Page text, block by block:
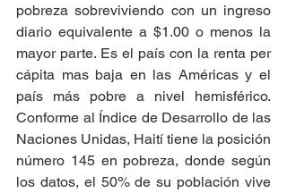
pobreza sobreviviendo con un ingreso
diario equivalente a $1.00 o menos la
mayor parte. Es el país con la renta per
cápita mas baja en las Américas y el
país más pobre a nivel hemisférico.
Conforme al Índice de Desarrollo de las
Naciones Unidas, Haití tiene la posición
número 145 en pobreza, donde según
los datos, el 50% de su población vive